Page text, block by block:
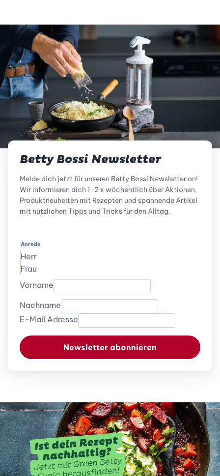
Betty Bossi Newsletter
Melde dich jetzt für unseren Betty Bossi Newsletter an!
Wir informieren dich 1-2 x wöchentlich über Aktionen,
Produktneuheiten mit Rezepten und spannende Artikel
mit nützlichen Tipps und Tricks für den Alltag.
Anrede
Herr
Frau
Vorname
Nachname
E-Mail Adresse
Newsletter abonnieren